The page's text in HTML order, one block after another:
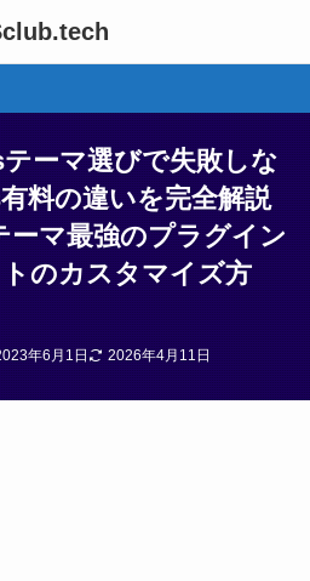
ーマ選びで失敗しな
料の違いを完全解説
ーマ最強のプラグイン
のカスタマイズ方
年6月1日 2026年4月11日